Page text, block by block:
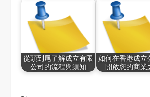
從頭到尾了解成立有限
公司的流程與須知
如何在香港成立
開啟您的商業